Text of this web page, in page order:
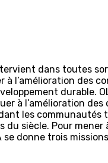
dans toutes
à l’amélioration des
durable.
à l’amélioration
les communautés
du siècle. Pour mener
donne trois